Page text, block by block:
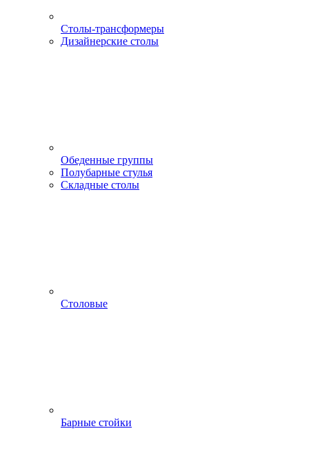
Столы-трансформеры
Дизайнерские столы
Обеденные группы
Полубарные стулья
Складные столы
Столовые
Барные стойки